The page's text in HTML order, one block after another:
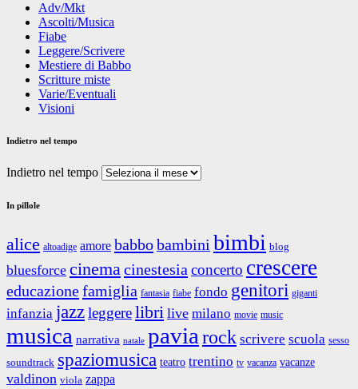
Adv/Mkt
Ascolti/Musica
Fiabe
Leggere/Scrivere
Mestiere di Babbo
Scritture miste
Varie/Eventuali
Visioni
Indietro nel tempo
Indietro nel tempo
In pillole
alice altoadige amore babbobambini bimbi blog
bluesforce cinemacinestesia concerto crescere
educazionefamiglia fantasia fiabe fondo genitori giganti
infanzia jazzleggerelibri live milano movie music
musica narrativa natale pavia rock scrivere scuola sesso
soundtrack spaziomusica teatro trentino tv vacanza vacanze
valdinon viola zappa